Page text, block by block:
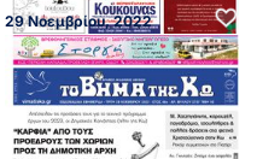
29 Νοεμβρίου, 2022